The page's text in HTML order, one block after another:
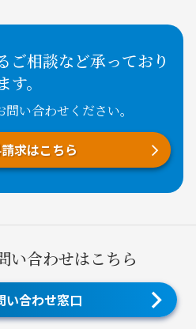
ご相談など承っており
す。
い合わせください。
求はこちら
い合わせはこちら
い合わせ窓口